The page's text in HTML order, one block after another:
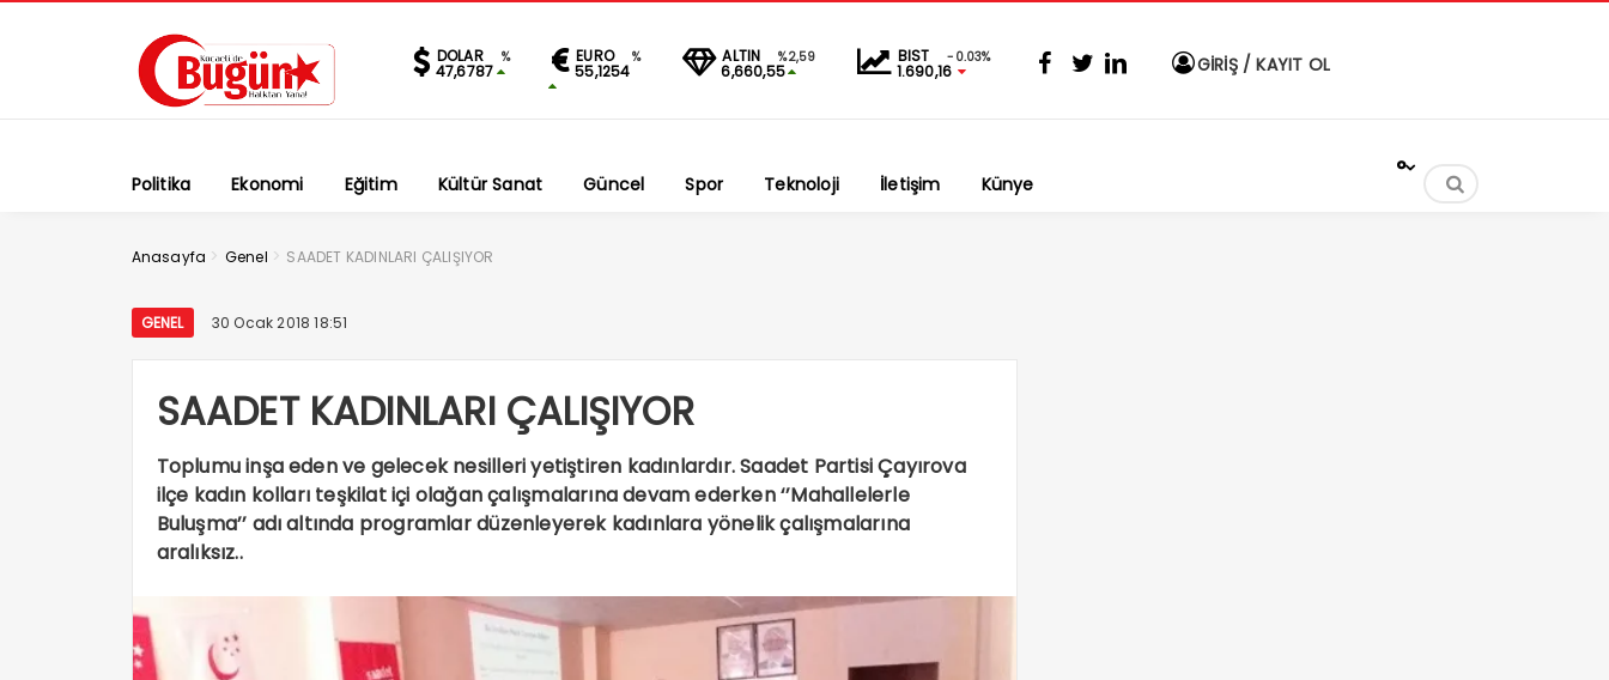
DOLAR %
47,6787
EURO %
55,1254
ALTIN %2,59
6,660,55
BIST -0.03%
1.690,16 GİRİŞ / KAYIT OL
Politika Ekonomi Eğitim Kültür Sanat Güncel Spor Teknoloji İletişim Künye
°
Anasayfa > Genel > SAADET KADINLARI ÇALIŞIYOR
GENEL 30 Ocak 2018 18:51
SAADET KADINLARI ÇALIŞIYOR
Toplumu inşa eden ve gelecek nesilleri yetiştiren kadınlardır. Saadet Partisi Çayırova
ilçe kadın kolları teşkilat içi olağan çalışmalarına devam ederken ‘’Mahallelerle
Buluşma’’ adı altında programlar düzenleyerek kadınlara yönelik çalışmalarına
aralıksız..